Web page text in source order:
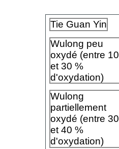
Tie Guan Yin
Wulong peu
oxydé (entre 10
et 30 %
d'oxydation)
Wulong
partiellement
oxydé (entre 30
et 40 %
d'oxydation)